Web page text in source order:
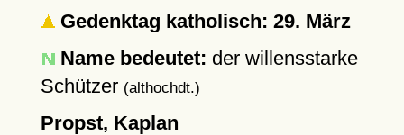
Gedenktag katholisch: 29. März
Name bedeutet: der willensstarke
Schützer (althochdt.)
Propst, Kaplan